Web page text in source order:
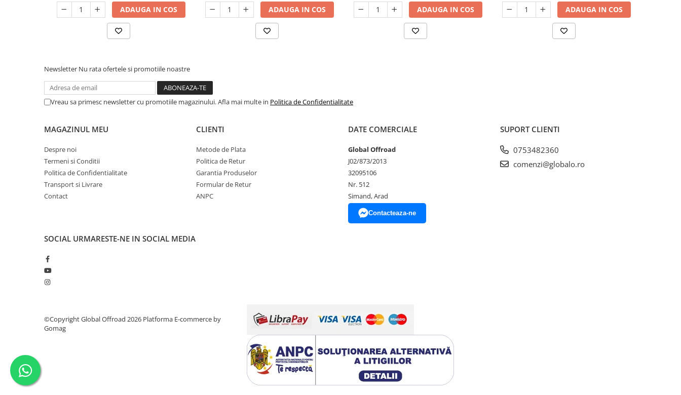
ADAUGA IN COS ADAUGA IN COS ADAUGA IN COS ADAUGA IN COS
Newsletter Nu rata ofertele si promotiile noastre
Vreau sa primesc newsletter cu promotiile magazinului. Afla mai multe in Politica de Confidentialitate
MAGAZINUL MEU
Despre noi
Termeni si Conditii
Politica de Confidentialitate
Transport si Livrare
Contact
CLIENTI
Metode de Plata
Politica de Retur
Garantia Produselor
Formular de Retur
ANPC
DATE COMERCIALE
Global Offroad
J02/873/2013
32095106
Nr. 512
Simand, Arad
Contacteaza-ne
SUPORT CLIENTI
0753482360
comenzi@globalo.ro
SOCIAL URMARESTE-NE IN SOCIAL MEDIA
©Copyright Global Offroad 2026 Platforma E-commerce by
Gomag